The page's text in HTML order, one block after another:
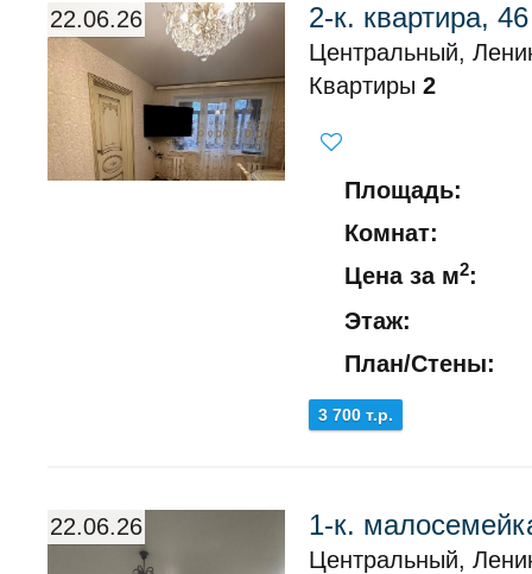
22.06.26 2-к. квартира,
Центральный,
Квартиры 2
Площадь:
Комнат:
Цена за м2:
Этаж:
План/Стены:
3 700 т.р.
22.06.26 1-к.
Центральный,